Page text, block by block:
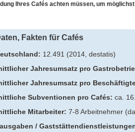
Ihres Cafés achten müssen, um
Fakten für Cafés
12.491 (2014, destatis)
Jahresumsatz pro
Jahresumsatz pro
Subventionen pro Cafés: ca.
Mitarbeiter: 7-8 Arbeitnehmer
/